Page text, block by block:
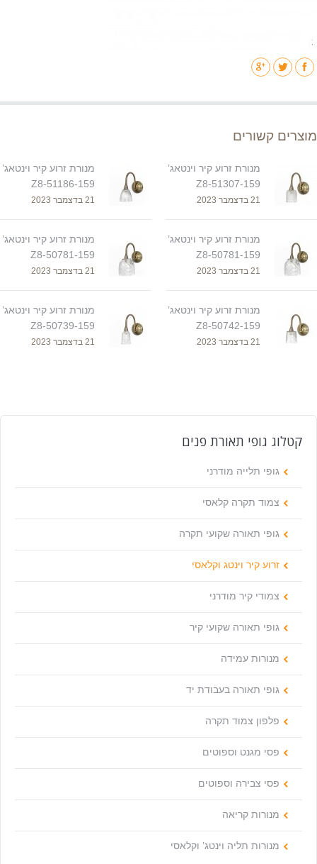
מוצרים קשורים
מנורת זרוע קיר וינטאג’
Z8-51307-159
21 בדצמבר 2023
מנורת זרוע קיר וינטאג’
Z8-51186-159
21 בדצמבר 2023
מנורת זרוע קיר וינטאג’
Z8-50781-159
21 בדצמבר 2023
מנורת זרוע קיר וינטאג’
Z8-50781-159
21 בדצמבר 2023
מנורת זרוע קיר וינטאג’
Z8-50742-159
21 בדצמבר 2023
מנורת זרוע קיר וינטאג’
Z8-50739-159
21 בדצמבר 2023
קטלוג גופי תאורת פנים
גופי תלייה מודרני
צמוד תקרה קלאסי
גופי תאורה שקועי תקרה
זרוע קיר וינטג וקלאסי
צמודי קיר מודרני
גופי תאורה שקועי קיר
מנורות עמידה
גופי תאורה בעבודת יד
פלפון צמוד תקרה
פסי מגנט וספוטים
פסי צבירה וספוטים
מנורות קריאה
מנורות תליה וינטג’ וקלאסי